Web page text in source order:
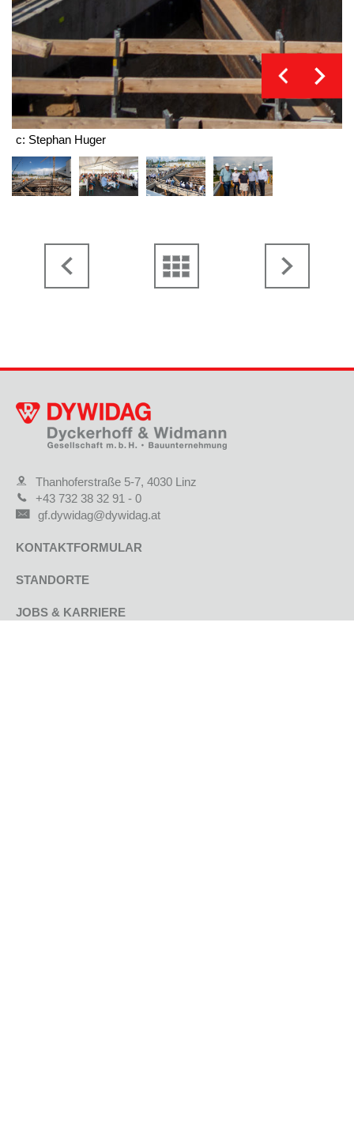
c: Stephan Huger
Thanhoferstraße 5-7, 4030 Linz
+43 732 38 32 91 - 0
gf.dywidag@dywidag.at
KONTAKTFORMULAR
STANDORTE
JOBS & KARRIERE